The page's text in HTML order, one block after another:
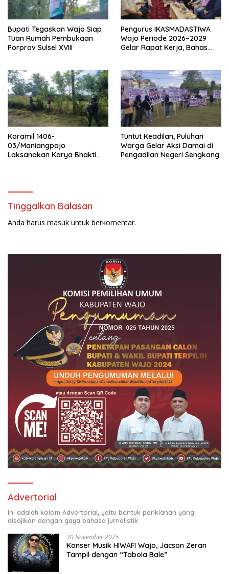
Bupati Tegaskan Wajo Siap
Tuan Rumah Pembukaan
Porprov Sulsel XVIII
Pengurus IKASMADASTIWA
Wajo Periode 2026–2029
Gelar Rapat Kerja, Bahas
Koramil 1406-
03/Maniangpajo
Laksanakan Karya Bhakti
Tuntut Keadilan, Puluhan
Warga Gelar Aksi Damai di
Pengadilan Negeri Sengkang
Tinggalkan Balasan
Anda harus masuk untuk berkomentar.
Advertorial
Ini adalah kolom Advertorial, yaitu bentuk periklanan yang
disajikan dengan gaya bahasa jurnalistik
30 November 2025
Konser Musik HIWAFI Wajo, Jacson Zeran
Tampil dengan “Tabola Bale”